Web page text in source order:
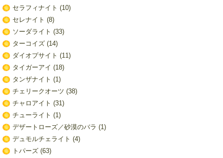
セラフィナイト (10)
セレナイト (8)
ソーダライト (33)
ターコイズ(14)
ダイオプサイト (11)
タイガーアイ (18)
タンザナイト (1)
チェリークオーツ (38)
チャロアイト (31)
チューライト (1)
デザートローズ／砂漠のバラ (1)
デュモルチェライト (4)
トパーズ(63)